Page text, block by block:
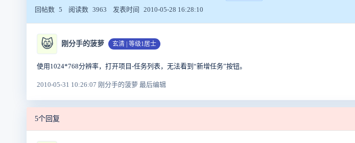
回帖数 5 阅读数 3963 发表时间 2010-05-28 16:28:10
😸 刚分手的菠萝 玄清 | 等级1居士
使用1024*768分辨率，打开项目-任务列表，无法看到“新增任务”按钮。
2010-05-31 10:26:07 刚分手的菠萝 最后编辑
5个回复